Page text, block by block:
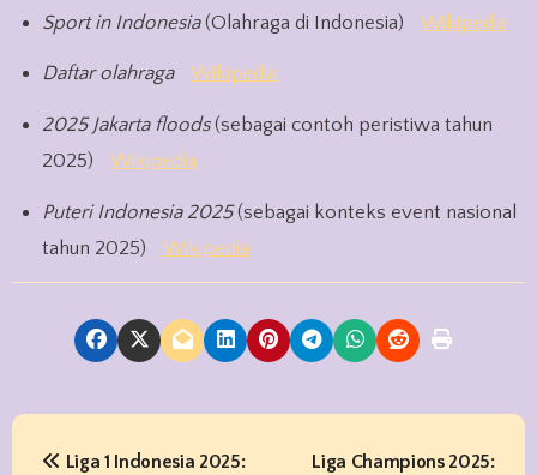
Sport in Indonesia(Olahraga di Indonesia) Wikipedia
Daftar olahraga Wikipedia
2025 Jakarta floods(sebagai contoh peristiwa tahun
2025)
Wikipedia
Puteri Indonesia 2025(sebagai konteks event nasional
tahun 2025)
Wikipedia
P
Liga 1 Indonesia 2025:
Liga Champions 2025: